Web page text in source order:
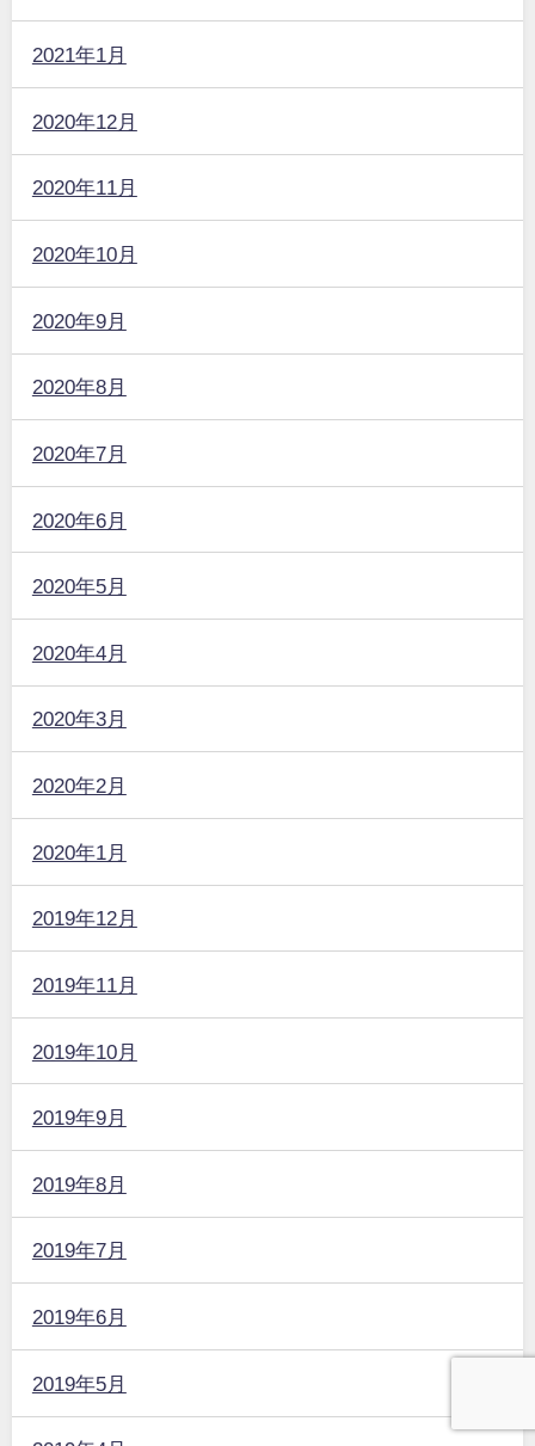
2021年1月
2020年12月
2020年11月
2020年10月
2020年9月
2020年8月
2020年7月
2020年6月
2020年5月
2020年4月
2020年3月
2020年2月
2020年1月
2019年12月
2019年11月
2019年10月
2019年9月
2019年8月
2019年7月
2019年6月
2019年5月